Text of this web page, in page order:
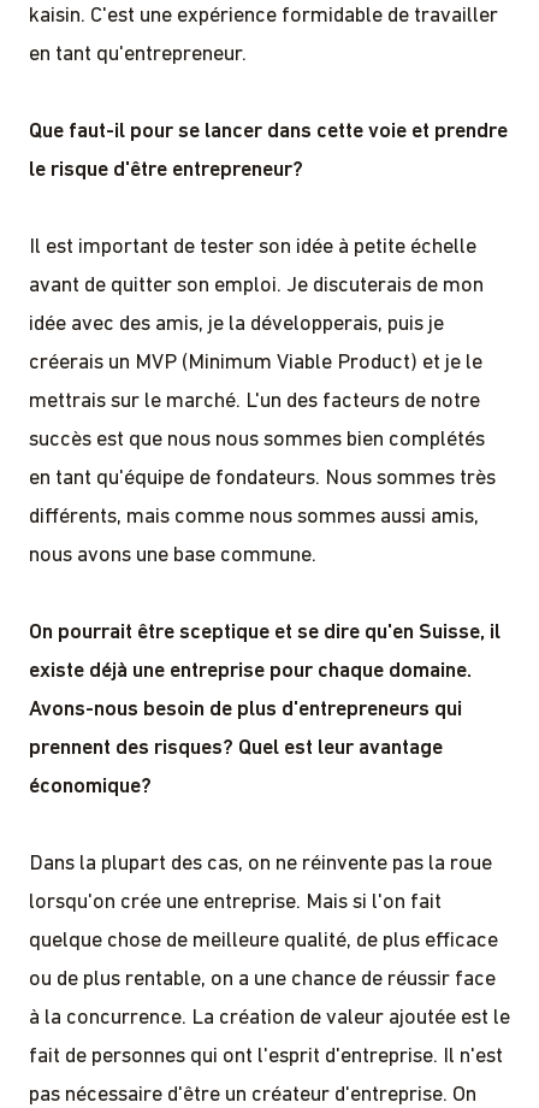
kaisin. C'est une expérience formidable de travailler
en tant qu'entrepreneur.
Que faut-il pour se lancer dans cette voie et prendre
le risque d'être entrepreneur?
Il est important de tester son idée à petite échelle
avant de quitter son emploi. Je discuterais de mon
idée avec des amis, je la développerais, puis je
créerais un MVP (Minimum Viable Product) et je le
mettrais sur le marché. L'un des facteurs de notre
succès est que nous nous sommes bien complétés
en tant qu'équipe de fondateurs. Nous sommes très
différents, mais comme nous sommes aussi amis,
nous avons une base commune.
On pourrait être sceptique et se dire qu'en Suisse, il
existe déjà une entreprise pour chaque domaine.
Avons-nous besoin de plus d'entrepreneurs qui
prennent des risques? Quel est leur avantage
économique?
Dans la plupart des cas, on ne réinvente pas la roue
lorsqu'on crée une entreprise. Mais si l'on fait
quelque chose de meilleure qualité, de plus efficace
ou de plus rentable, on a une chance de réussir face
à la concurrence. La création de valeur ajoutée est le
fait de personnes qui ont l'esprit d'entreprise. Il n'est
pas nécessaire d'être un créateur d'entreprise. On